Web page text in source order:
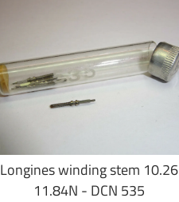
Longines winding stem 10.26
11.84N - DCN 535